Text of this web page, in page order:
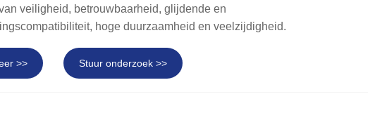
veiligheid, betrouwbaarheid, glijdende en
hoge duurzaamheid en veelzijdigheid.
>> Stuur onderzoek >>